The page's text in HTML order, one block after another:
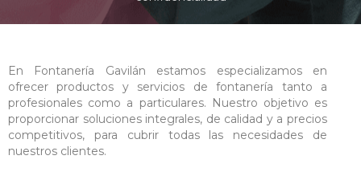
En Fontanería Gavilán estamos especializamos en
ofrecer productos y servicios de fontanería tanto a
profesionales como a particulares. Nuestro objetivo es
proporcionar soluciones integrales, de calidad y a precios
competitivos, para cubrir todas las necesidades de
nuestros clientes.